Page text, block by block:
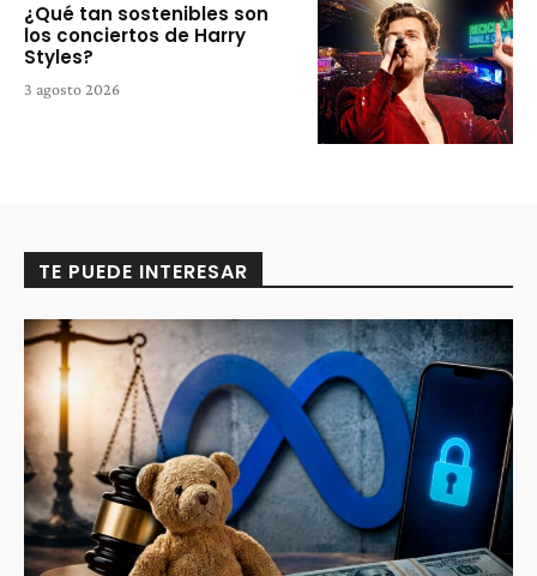
¿Qué tan sostenibles son
los conciertos de Harry
Styles?
3 agosto 2026
TE PUEDE INTERESAR